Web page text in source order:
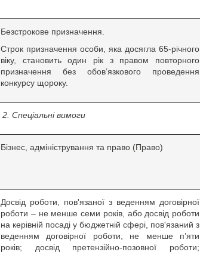
Безстрокове призначення.
Строк призначення особи, яка досягла 65-річного
віку, становить один рік з правом повторного
призначення без обов’язкового проведення
конкурсу щороку.
2. Спеціальні вимоги
Бізнес, адміністрування та право (Право)
Досвід роботи, пов'язаної з веденням договірної
роботи – не менше семи років, або досвід роботи
на керівній посаді у бюджетній сфері, пов'язаний з
веденням договірної роботи, не менше п’яти
років; досвід претензійно-позовної роботи;